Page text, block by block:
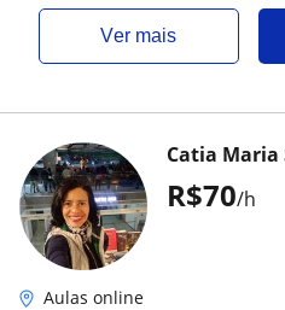
ver mais
R$70/h
Catia Maria
Aulas online